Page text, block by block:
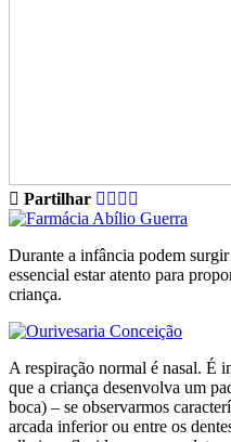
Partilhar
Durante a infância podem
essencial estar atento para
criança.
A respiração normal é nasal. É
que a criança desenvolva um
boca) – se observarmos
arcada inferior ou entre os